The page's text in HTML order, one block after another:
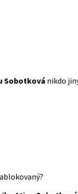
Sobotková nikdo